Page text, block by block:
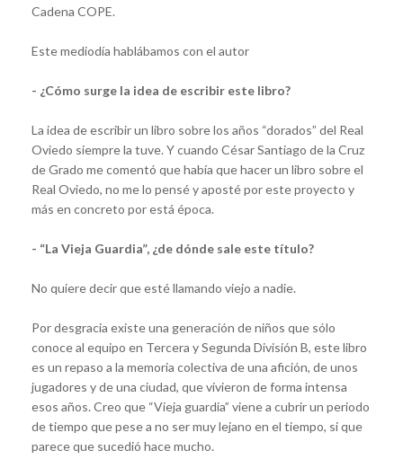
Cadena COPE.
Este mediodía hablábamos con el autor
- ¿Cómo surge la idea de escribir este libro?
La idea de escribir un libro sobre los años “dorados” del Real
Oviedo siempre la tuve. Y cuando César Santiago de la Cruz
de Grado me comentó que había que hacer un libro sobre el
Real Oviedo, no me lo pensé y aposté por este proyecto y
más en concreto por está época.
- “La Vieja Guardia”, ¿de dónde sale este título?
No quiere decir que esté llamando viejo a nadie.
Por desgracia existe una generación de niños que sólo
conoce al equipo en Tercera y Segunda División B, este libro
es un repaso a la memoria colectiva de una afición, de unos
jugadores y de una ciudad, que vivieron de forma intensa
esos años. Creo que “Vieja guardia” viene a cubrir un periodo
de tiempo que pese a no ser muy lejano en el tiempo, si que
parece que sucedió hace mucho.